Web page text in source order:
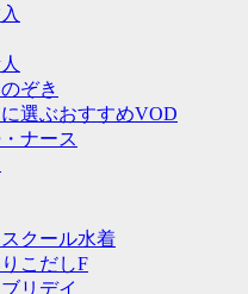
ぞき
選ぶおすすめVOD
ナース
クール水着
こだしF
リデイ